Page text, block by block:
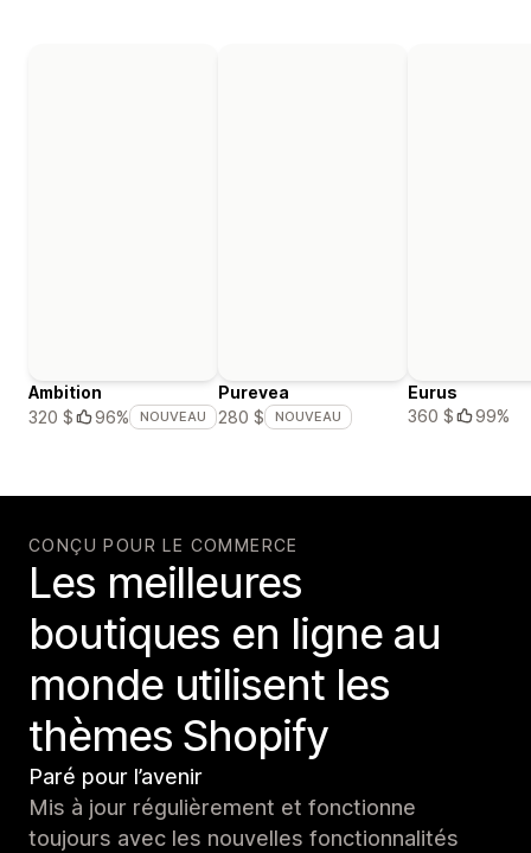
Ambition
320 $
96% NOUVEAU
Purevea
280 $
NOUVEAU
Eurus
360 $
99%
CONÇU POUR LE COMMERCE
Les meilleures
boutiques en ligne au
monde utilisent les
thèmes Shopify
Paré pour l’avenir
Mis à jour régulièrement et fonctionne
toujours avec les nouvelles fonctionnalités